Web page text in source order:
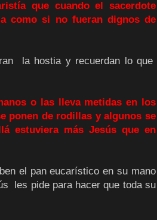
que cuando el sacerdote
como si no fueran dignos de
la hostia y recuerdan lo que
o las lleva metidas en los
ponen de rodillas y algunos se
estuviera más Jesús que en
el pan eucarístico en su mano
les pide para hacer que toda su